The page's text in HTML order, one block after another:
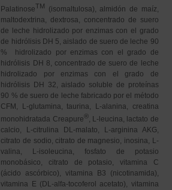
PalatinoseTM
(isomaltulosa), almidón de maíz,
maltodextrina, dextrosa, concentrado de suero
de leche hidrolizado por enzimas con el grado
de hidrólisis DH 5, aislado de suero de leche 90
% hidrolizado por enzimas con el grado de
hidrólisis DH 8, concentrado de suero de leche
hidrolizado por enzimas con el grado de
hidrólisis DH 32, aislado soluble de proteínas
90 % de suero de leche fabricado por el método
CFM, L-glutamina, taurina, L-alanina, creatina
monohidratada Creapure®, L-leucina, lactato de
calcio, L-citrulina DL-malato, L-arginina AKG,
citrato de sodio, citrato de magnesio, inosina, L-
valina, L-isoleucina, fosfato de potasio
monobásico, citrato de potasio, vitamina C
(ácido ascórbico), vitamina B3 (nicotinamida),
vitamina E (DL-alfa-tocoferol acetato), vitamina